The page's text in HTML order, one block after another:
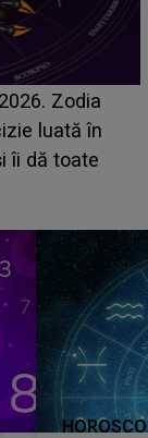
până
Casa Iubirii
mama
pentru